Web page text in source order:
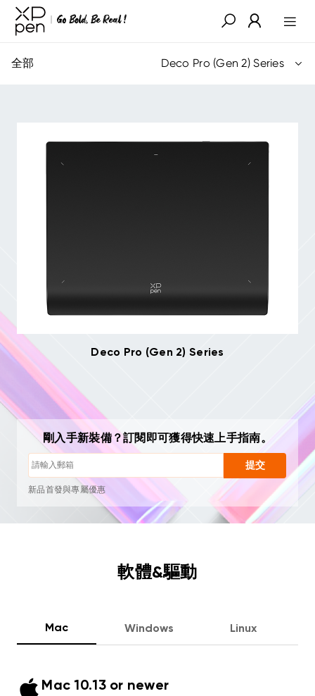
全部 Deco Pro (Gen 2) Series
Deco Pro (Gen 2) Series
剛入手新裝備？訂閱即可獲得快速上手指南。
提交
隨時一鍵退訂
繪畫教學
新品首發與專屬優惠
每月 1–2 封，絕不垃圾郵件
軟體&驅動
Mac Windows Linux
Mac 10.13 or newer